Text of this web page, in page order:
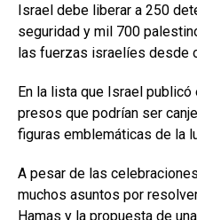
Israel debe liberar a 250
seguridad y mil 700
las fuerzas israelíes desde
En la lista que Israel
presos que podrían ser
figuras emblemáticas de la
A pesar de las
muchos asuntos por
Hamas y la propuesta de